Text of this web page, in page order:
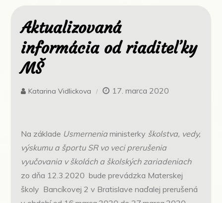
Aktualizovaná
informácia od riaditeľky
MŠ
Katarina Vidlickova 17. marca 2020
Na základe Usmerneniaministerky školstva, vedy,
výskumu a športu SR vo veci prerušenia
vyučovania v školách a školských zariadeniach
zo dňa 12.3.2020 bude prevádzka Materskej
školy Bancíkovej 2 v Bratislave naďalej prerušená